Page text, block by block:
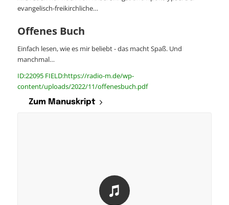
evangelisch-freikirchliche…
Offenes Buch
Einfach lesen, wie es mir beliebt - das macht Spaß. Und
manchmal…
ID:22095 FIELD:https://radio-m.de/wp-
content/uploads/2022/11/offenesbuch.pdf
Zum Manuskript